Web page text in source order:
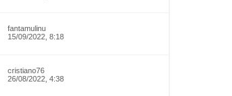
fantamulinu
15/09/2022, 8:18
cristiano76
26/08/2022, 4:38